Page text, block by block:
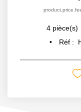
4 pièce(s)
Réf :